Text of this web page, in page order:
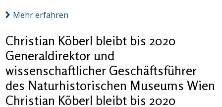
Mehr erfahren
Christian Köberl bleibt bis 2020
Generaldirektor und
wissenschaftlicher Geschäftsführer
des Naturhistorischen Museums Wien
Christian Köberl bleibt bis 2020